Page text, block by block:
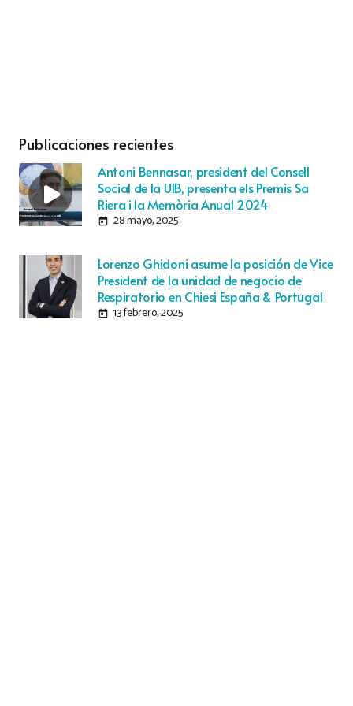
Publicaciones recientes
Antoni Bennasar, president del Consell
Social de la UIB, presenta els Premis Sa
Riera i la Memòria Anual 2024
today 28 mayo, 2025
Lorenzo Ghidoni asume la posición de Vice
President de la unidad de negocio de
Respiratorio en Chiesi España & Portugal
today 13 febrero, 2025